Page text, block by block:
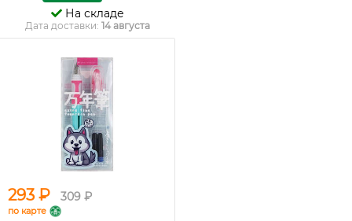
На складе
Дата доставки: 14 августа
293 ₽ 309 ₽
по карте